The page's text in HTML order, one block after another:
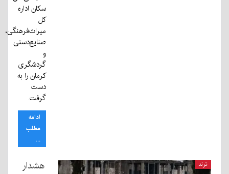
سکان اداره
کل
میراث‌فرهنگی،
صنایع‌دستی
و
گردشگری
کرمان را به
دست
گرفت.
ادامه
مطلب
...
ترند هشدار